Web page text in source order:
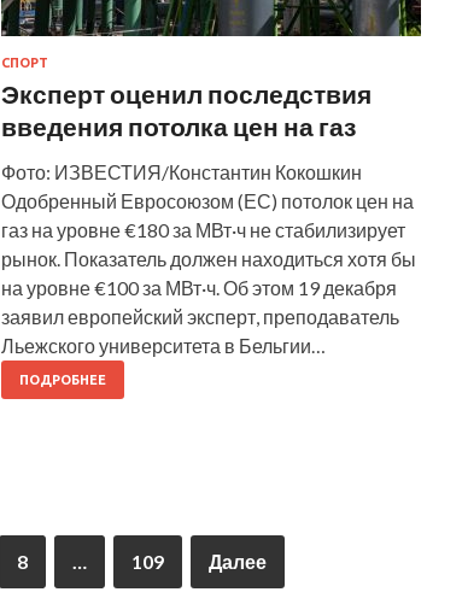
СПОРТ
Эксперт оценил последствия
введения потолка цен на газ
Фото: ИЗВЕСТИЯ/Константин Кокошкин
Одобренный Евросоюзом (ЕС) потолок цен на
газ на уровне €180 за МВт·ч не стабилизирует
рынок. Показатель должен находиться хотя бы
на уровне €100 за МВт·ч. Об этом 19 декабря
заявил европейский эксперт, преподаватель
Льежского университета в Бельгии…
ПОДРОБНЕЕ
8 … 109 Далее